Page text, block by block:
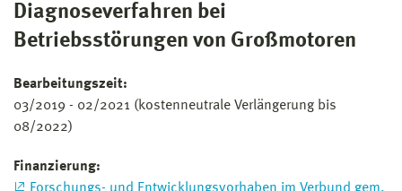
Diagnoseverfahren bei
Betriebsstörungen von Großmotoren
Bearbeitungszeit:
03/2019 - 02/2021 (kostenneutrale Verlängerung bis
08/2022)
Finanzierung:
Forschungs- und Entwicklungsvorhaben im Verbund gem.